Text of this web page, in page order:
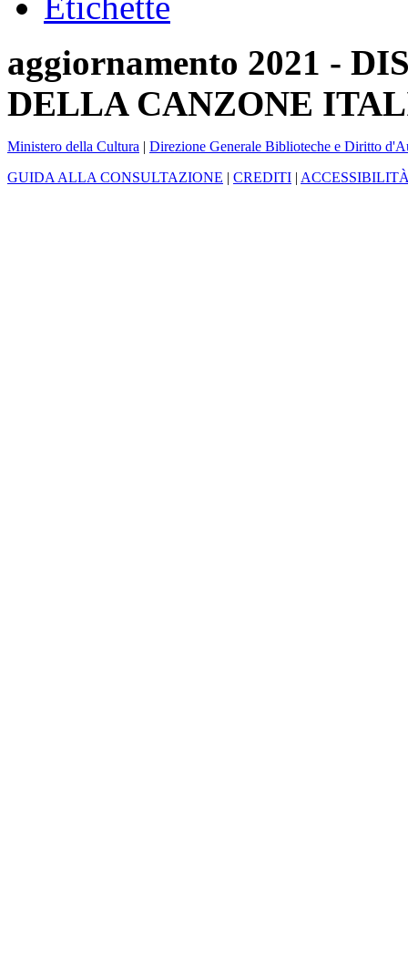
aggiornamento 2021 -
DELLA CANZONE
Ministero della Cultura | Direzione Generale Biblioteche e Diritto
GUIDA ALLA CONSULTAZIONE | CREDITI |